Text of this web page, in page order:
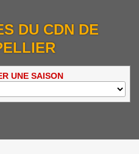
DU CDN DE
UNE SAISON